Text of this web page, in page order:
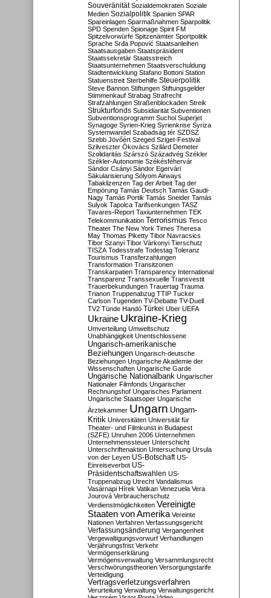
Souveränität Sozialdemokraten Soziale
Medien Sozialpolitik Spanien SPAR
Spareinlagen Sparmaßnahmen Sparpolitik
SPD Spenden Spionage Spirit FM
Spitzelvorwürfe Spitzenämter Sportpolitik
Sprache Srđa Popović Staatsanleihen
Staatsausgaben Staatspräsident
Staatssekretär Staatsstreich
Staatsunternehmen Staatsverschuldung
Stadtentwicklung Stafano Bottoni Station
Statuenstreit Sterbehilfe Steuerpolitik
Steve Bannon Stiftungen Stiftungsgelder
Stimmenkauf Strabag Strafrecht
Strafzahlungen Straßenblockaden Streik
Strukturfonds Subsidiarität Subventionen
Subventionsprogramm Suchoi Superjet
Synagoge Syrien-Krieg Syrienkrise Syriza
Systemwandel Szabadság tér SZDSZ
Szebb Jövőért Szeged Sziget-Festival
Szilveszter Ókovács Szilárd Demeter
Szolidaritás Szárszó Századvég Székler
Székler-Autonomie Székésféhervár
Sándor Csányi Sándor Egervári
Säkularisierung Sólyom Airways
Tabaklizenzen Tag der Arbeit Tag der
Empörung Tamás Deutsch Tamás Gaudi-
Nagy Tamás Portik Tamás Sneider Tamás
Sulyok Tapolca Tarifsenkungen TASZ
Tavares-Report Taxiunternehmen TEK
Telekommunikation Terrorismus Tesco
Theater The New York Times Theresa
May Thomas Piketty Tibor Navracsics
Tibor Szanyi Tibor Várkonyi Tierschutz
TISZA Todesstrafe Todestag Toleranz
Tourismus Transferzahlungen
Transformation Transitzonen
Transkarpatien Transparency International
Transparenz Transsexuelle Transvestit
Trauerbekundungen Trauertag Trauma
Trianon Truppenabzug TTIP Tucker
Carlson Tugenden TV-Debatte TV-Duell
TV2 Tünde Handó Türkei Uber UEFA
Ukraine Ukraine-Krieg
Umverteilung Umweltschutz
Unabhängigkeit Unentschlossene
Ungarisch-amerikanische
Beziehungen Ungarisch-deutsche
Beziehungen Ungarische Akademie der
Wissenschaften Ungarische Garde
Ungarische Nationalbank Ungarischer
Nationaler Filmfonds Ungarischer
Rechnungshof Ungarisches Parlament
Ungarische Staatsoper Ungarische
Ärztekammer Ungarn Ungarn-
Kritik Universitäten Universität für
Theater- und Filmkunst in Budapest
(SZFE) Unruhen 2006 Unternehmen
Unternehmenssteuer Unterschicht
Unterschriftenaktion Untersuchung Ursula
von der Leyen US-Botschaft US-
Einreiseverbot US-
Präsidentschaftswahlen US-
Truppenabzug Utrecht Vandalismus
Vasárnapi Hírek Vatikan Venezuela Vera
Jourová Verbraucherschutz
Verdienstmöglichkeiten Vereinigte
Staaten von Amerika Vereinte
Nationen Verfahren Verfassungsgericht
Verfassungsänderung Vergangenheit
Vergewaltigungsvorwurf Verhandlungen
Verjährungsfrist Verkehr
Vermögenserklärung
Vermögensverwaltung Versammlungsrecht
Verschwörungstheorien Versorgungstarife
Verteidigung
Vertragsverletzungsverfahren
Verurteilung Verwaltung Verwaltungsgericht